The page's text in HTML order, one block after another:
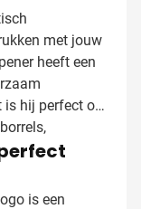
met jouw
heeft een
hij perfect om
is een